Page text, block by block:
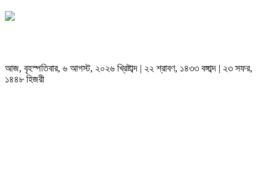
আজ, বৃহস্পতিবার, ৬ আগস্ট, ২০২৬ খ্রিষ্টাব্দ | ২২ শ্রাবণ, ১৪৩৩ বঙ্গাব্দ | ২৩ সফর,
১৪৪৮ হিজরী